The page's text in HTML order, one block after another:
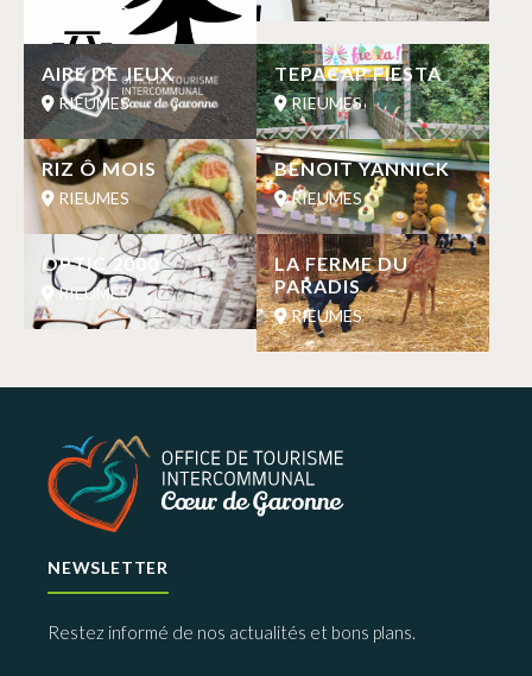
RIEUMES
AIRE DE JEUX
RIEUMES
TEPACAP FIESTA
RIEUMES
RIZ Ô MOIS
RIEUMES
BENOIT YANNICK
RIEUMES
OPTIC 2000
RIEUMES
LA FERME DU
PARADIS
RIEUMES
NEWSLETTER
Restez informé de nos actualités et bons plans.